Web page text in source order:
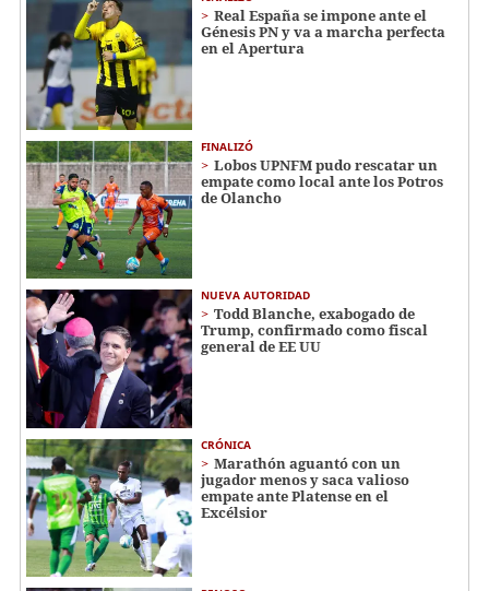
Real España se impone ante el
Génesis PN y va a marcha perfecta
en el Apertura
FINALIZÓ
Lobos UPNFM pudo rescatar un
empate como local ante los Potros
de Olancho
NUEVA AUTORIDAD
Todd Blanche, exabogado de
Trump, confirmado como fiscal
general de EE UU
CRÓNICA
Marathón aguantó con un
jugador menos y saca valioso
empate ante Platense en el
Excélsior